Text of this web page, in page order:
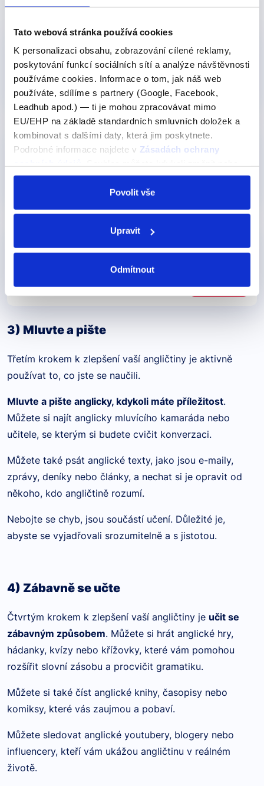
Tato webová stránka používá cookies
K personalizaci obsahu, zobrazování cílené reklamy,
poskytování funkcí sociálních sítí a analýze návštěvnosti
používáme cookies. Informace o tom, jak náš web
používáte, sdílíme s partnery (Google, Facebook,
Leadhub apod.) — ti je mohou zpracovávat mimo
EU/EHP na základě standardních smluvních doložek a
kombinovat s dalšími daty, která jim poskytnete.
Podrobné informace najdete v Zásadách ochrany
odvolat v nastavení cookies, případně se obrátit na
Povolit vše
Upravit
Odmítnout
hlas a porovnávat ho s originálem.
Pro středně pokročilé
Videokurz: Nejpoužívanější
frázová slovesa
449 Kč Detail
Pro středně pokročilé
vše co potřebujete vědět
349 Kč
jasně a stručně
349 Kč Detail
3) Mluvte a pište
Třetím krokem k zlepšení vaší angličtiny je aktivně
používat to, co jste se naučili.
Mluvte a pište anglicky, kdykoli máte příležitost.
Můžete si najít anglicky mluvícího kamaráda nebo
učitele, se kterým si budete cvičit konverzaci.
Můžete také psát anglické texty, jako jsou e-maily,
zprávy, deníky nebo články, a nechat si je opravit od
někoho, kdo angličtině rozumí.
Nebojte se chyb, jsou součástí učení. Důležité je,
abyste se vyjadřovali srozumitelně a s jistotou.
4) Zábavně se učte
Čtvrtým krokem k zlepšení vaší angličtiny je učit se
zábavným způsobem. Můžete si hrát anglické hry,
hádanky, kvízy nebo křížovky, které vám pomohou
rozšířit slovní zásobu a procvičit gramatiku.
Můžete si také číst anglické knihy, časopisy nebo
komiksy, které vás zaujmou a pobaví.
Můžete sledovat anglické youtubery, blogery nebo
influencery, kteří vám ukážou angličtinu v reálném
životě.